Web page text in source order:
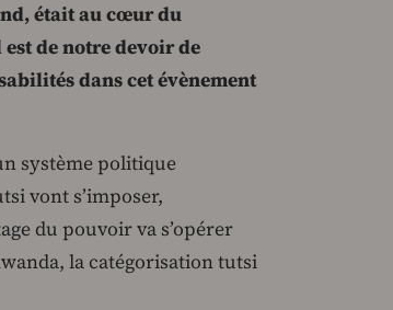
était au cœur du
de notre devoir de
dans cet évènement
système politique
vont s’imposer,
du pouvoir va s’opérer
la catégorisation tutsi